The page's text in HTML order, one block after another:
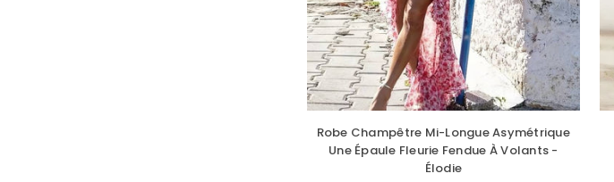
Robe Champêtre Mi-Longue Asymétrique
Une Épaule Fleurie Fendue À Volants -
Élodie